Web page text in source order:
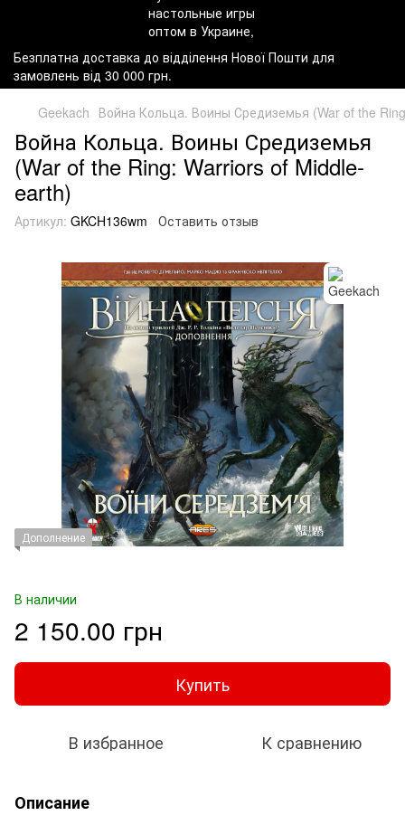
Безплатна доставка до відділення Нової Пошти для
замовлень від 30 000 грн.
Geekach Война Кольца. Воины Средиземья (War of the
Война Кольца. Воины Средиземья
(War of the Ring: Warriors of Middle-
earth)
Артикул: GKCH136wm Оставить отзыв
Дополнение
В наличии
2 150.00 грн
Купить
В избранное К сравнению
Описание